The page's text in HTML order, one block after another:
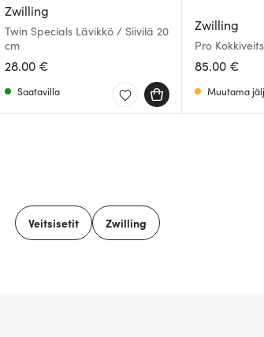
Zwilling
Twin Specials Lävikkö / Siivilä 20
cm
28.00 €
Saatavilla
Zwilling
Pro
85.00 €
Muutama
Veitsisetit Zwilling